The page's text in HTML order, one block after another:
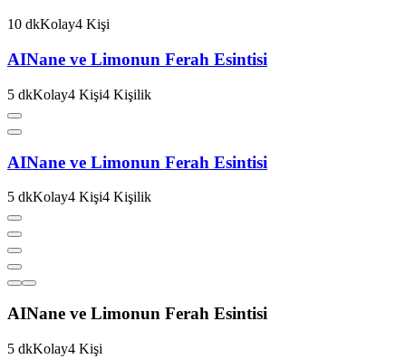
10 dkKolay4 Kişi
AINane ve Limonun Ferah Esintisi
5 dkKolay4 Kişi4 Kişilik
AINane ve Limonun Ferah Esintisi
5 dkKolay4 Kişi4 Kişilik
AINane ve Limonun Ferah Esintisi
5 dkKolay4 Kişi